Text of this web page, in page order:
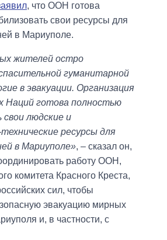
, что ООН готова
свои ресурсы для
в Мариуполе.
жителей остро
гуманитарной
в эвакуации. Организация
Наций готова полностью
свои людские и
ресурсы для
в Мариуполе», – сказал он,
работу ООН,
комитета Красного Креста,
сил, чтобы
эвакуацию мирных
и, в частности, с